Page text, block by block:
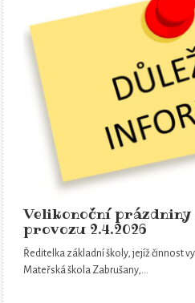
Velikonoční
provozu 2.4.2026
Ředitelka základní školy, jejíž činnost
Mateřská škola Zabrušany,…